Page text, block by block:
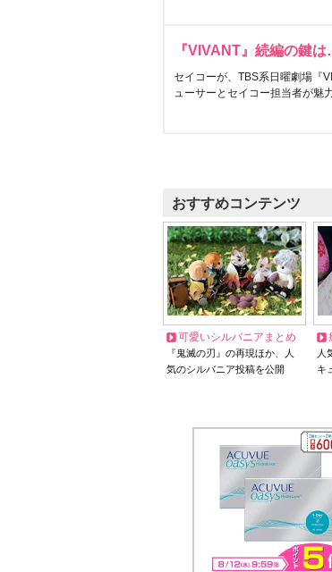
『VIVANT』続編の鍵
セイコーが、TBS系日曜劇場『
ューサーとセイコー担当者が魅
おすすめコンテンツ
可愛いシルバニアまとめ
『鬼滅の刃』の再現ほか、人
気のシルバニア投稿を公開
人
キ